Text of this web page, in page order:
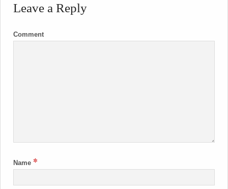
Leave a Reply
Comment
Name *